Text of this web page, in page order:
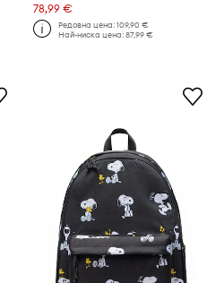
78,99 €
Редовна цена:109,90 €
Най-ниска цена:87,99 €